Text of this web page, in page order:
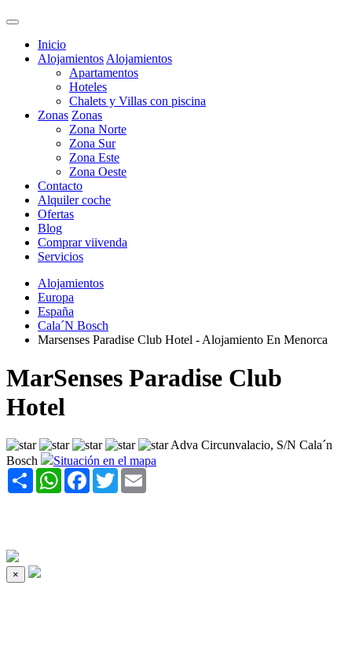
Inicio
Alojamientos Alojamientos
Apartamentos
Hoteles
Chalets y Villas con piscina
Zonas Zonas
Zona Norte
Zona Sur
Zona Este
Zona Oeste
Contacto
Alquiler coche
Ofertas
Blog
Comprar viivenda
Servicios
Alojamientos
Europa
España
Cala´N Bosch
Marsenses Paradise Club Hotel - Alojamiento En Menorca
MarSenses Paradise Club
Hotel
Adva Circunvalacio, S/N Cala´n
Bosch
Situación en el mapa
Share WhatsAppFacebook
Twitter
×